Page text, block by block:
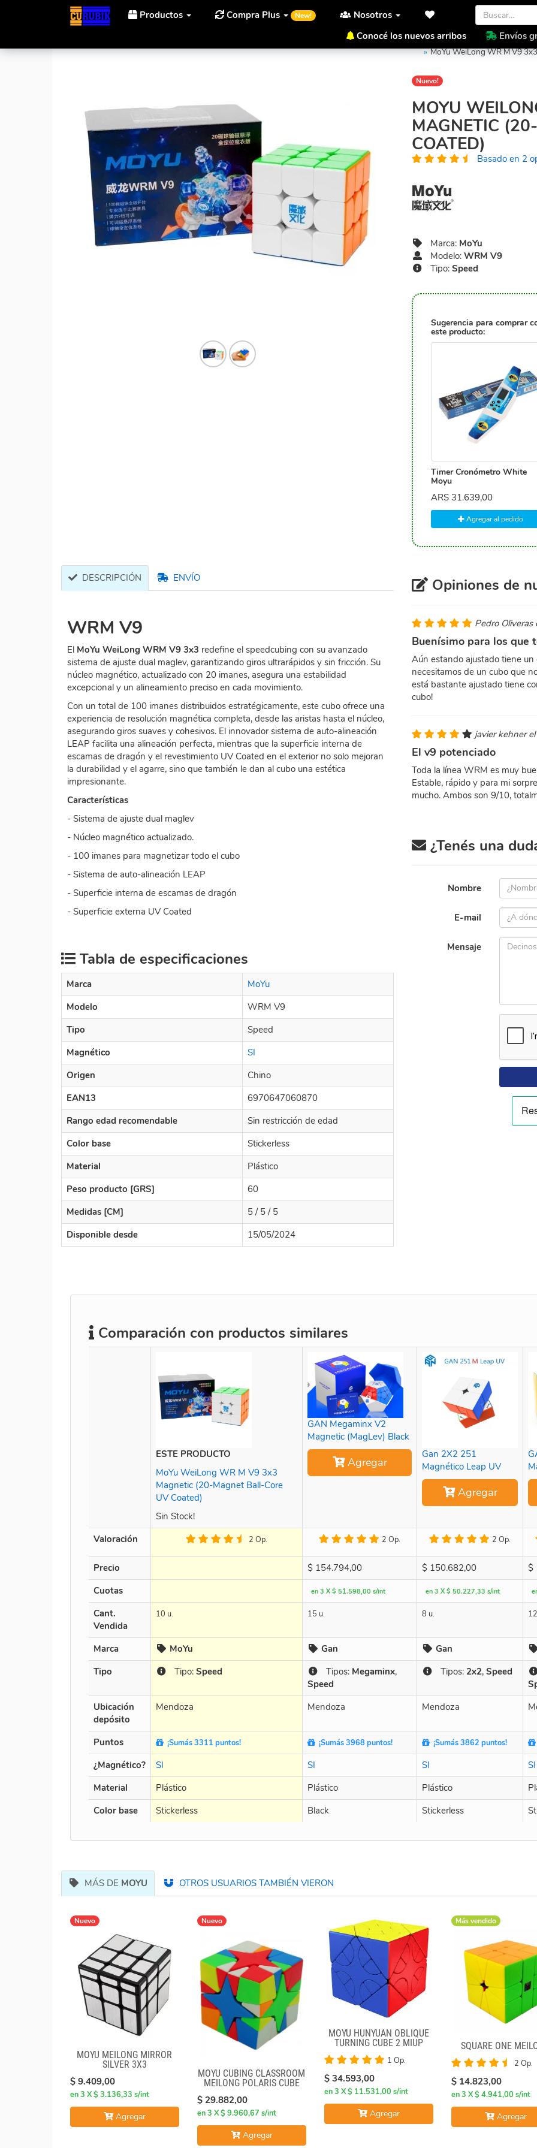
Productos Compra Plus New!
Nosotros
Conocé los nuevos arribos
Envíos
Inicio MoYu
WRM V9
MoYu WeiLong WR M V9
Nuevo!
MOYU
MAGNETIC
COATED)
Basado en 2
Marca: MoYu
Modelo: WRM V9
Tipo: Speed
Sugerencia para comprar
este producto:
Timer Cronómetro White
Moyu
ARS 31.639,00
Agregar al pedido
DESCRIPCIÓN ENVÍO
WRM V9
El MoYu WeiLong WRM V9 3x3 redefine el speedcubing con su avanzado
sistema de ajuste dual maglev, garantizando giros ultrarápidos y sin fricción. Su
núcleo magnético, actualizado con 20 imanes, asegura una estabilidad
excepcional y un alineamiento preciso en cada movimiento.
Con un total de 100 imanes distribuidos estratégicamente, este cubo ofrece una
experiencia de resolución magnética completa, desde las aristas hasta el núcleo,
asegurando giros suaves y cohesivos. El innovador sistema de auto-alineación
LEAP facilita una alineación perfecta, mientras que la superficie interna de
escamas de dragón y el revestimiento UV Coated en el exterior no solo mejoran
la durabilidad y el agarre, sino que también le dan al cubo una estética
impresionante.
Características
- Sistema de ajuste dual maglev
- Núcleo magnético actualizado.
- 100 imanes para magnetizar todo el cubo
- Sistema de auto-alineación LEAP
- Superficie interna de escamas de dragón
- Superficie externa UV Coated
Tabla de especificaciones
Marca
MoYu
Modelo
WRM V9
Tipo
Speed
Magnético
SI
Origen
Chino
EAN13
6970647060870
Rango edad recomendable
Sin restricción de edad
Color base
Stickerless
Material
Plástico
Peso producto [GRS]
60
Medidas [CM]
5 / 5 / 5
Disponible desde
15/05/2024
Opiniones de
Pedro
Buenísimo para los que
Aún estando ajustado tiene
necesitamos de un cubo que
está bastante ajustado tiene
cubo!
javier kehner
El v9 potenciado
Toda la línea WRM es muy
Estable, rápido y para mi
mucho. Ambos son 9/10,
¿Tenés una
Nombre
E-mail
Mensaje
Comparación con productos similares
ESTE PRODUCTO
MoYu WeiLong WR M V9 3x3
Magnetic (20-Magnet Ball-Core
UV Coated)
Sin Stock!
GAN Megaminx V2
Magnetic (MagLev) Black
Agregar
Gan 2X2 251
Magnético Leap UV
Agregar
Valoración 2 Op. 2 Op. 2 Op.
Precio $ 154.794,00 $ 150.682,00 $
Cuotas
en 3 X $ 51.598,00 s/int en 3 X $ 50.227,33 s/int
Cant.
Vendida
10 u. 15 u. 8 u.
Marca MoYu Gan
Gan
Tipo
Tipo: Speed Tipos: Megaminx,
Speed
Tipos: 2x2, Speed
Ubicación
depósito
Mendoza Mendoza Mendoza
Puntos ¡Sumás 3311 puntos! ¡Sumás 3968 puntos! ¡Sumás 3862 puntos!
¿Magnético? SI SI SI
SI
Material
Plástico Plástico Plástico
Color base
Stickerless Black Stickerless
MÁS DE MOYU OTROS USUARIOS TAMBIÉN VIERON
Nuevo
MOYU MEILONG MIRROR
SILVER 3X3
$ 9.409,00
en 3 X $ 3.136,33 s/int
Agregar
Nuevo
MOYU CUBING CLASSROOM
MEILONG POLARIS CUBE
$ 29.882,00
en 3 X $ 9.960,67 s/int
Agregar
MOYU HUNYUAN OBLIQUE
TURNING CUBE 2 MIUP
SKEWB
1 Op.
$ 34.593,00
en 3 X $ 11.531,00 s/int
Agregar
Más vendido
SQUARE ONE
2 Op.
$ 14.823,00
en 3 X $ 4.941,00 s/int
Agregar